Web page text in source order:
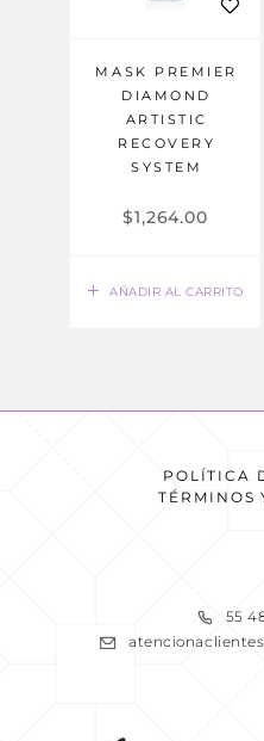
AÑADIR AL CARRITO
MASK PREMIER
DIAMOND
ARTISTIC
RECOVERY
SYSTEM
$1,264.00
POLÍTICA
TÉRMINOS
55